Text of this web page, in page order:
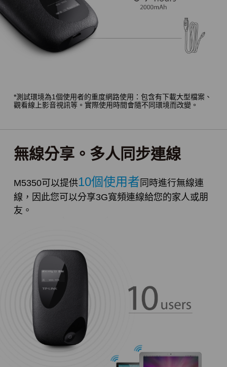
*測試環境為1個使用者的重度網路使用：包含有下載大型檔案、
觀看線上影音視訊等。實際使用時間會隨不同環境而改變。
無線分享。多人同步連線
M5350可以提供10個使用者 同時進行無線連
線，因此您可以分享3G寬頻連線給您的家人或朋
友。